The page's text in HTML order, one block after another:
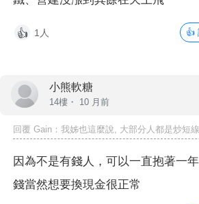
👍 1人 👍
小熊軟糖
14樓・ 10 月前
回覆 Gain：我姊也這麼說, 大部分人都是炒短
因為不是有錢人，可以一直抱著一
錢當然想要換現金很正常